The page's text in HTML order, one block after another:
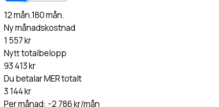
12mån.180mån.
Ny månadskostnad
1 557 kr
Nytt totalbelopp
93 413 kr
Du betalar MER totalt
3 144 kr
Per månad: −2 786 kr/mån